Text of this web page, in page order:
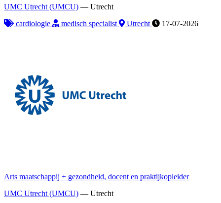
UMC Utrecht (UMCU) — Utrecht
cardiologie
medisch specialist Utrecht 17-07-2026
Arts maatschappij + gezondheid, docent en praktijkopleider
UMC Utrecht (UMCU) — Utrecht